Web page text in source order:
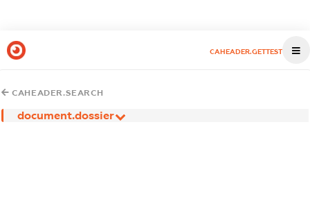
CAHEADER.GETTEST
CAHEADER.SEARCH
document.dossier